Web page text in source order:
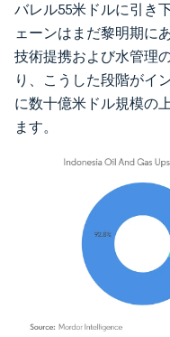
バレル55米ドルに引き
ェーンはまだ黎明期に
技術提携および水管理
り、こうした段階がイ
に数十億米ドル規模の
ます。